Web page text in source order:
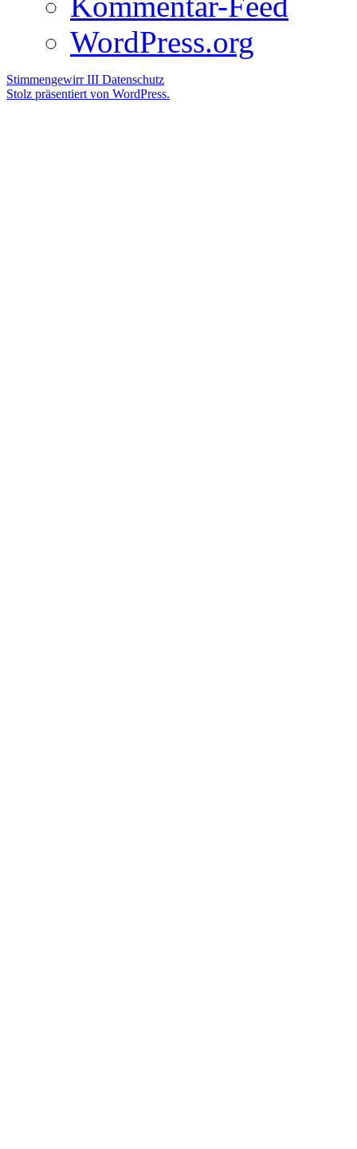
WordPress.org
Stimmengewirr III Datenschutz
Stolz präsentiert von WordPress.